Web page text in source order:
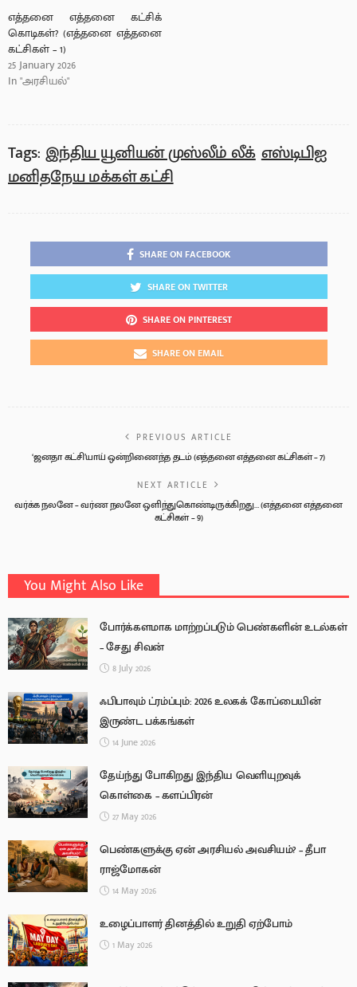
எத்தனை எத்தனை கட்சிக்
கொடிகள்? (எத்தனை எத்தனை
கட்சிகள் – 1)
25 January 2026
In "அரசியல்"
Tags: இந்திய யூனியன் முஸ்லீம் லீக் எஸ்டிபிஐ
மனிதநேய மக்கள் கட்சி
SHARE ON FACEBOOK
SHARE ON TWITTER
SHARE ON PINTEREST
SHARE ON EMAIL
PREVIOUS ARTICLE
‘ஜனதா கட்சி’யாய் ஒன்றிணைந்த தடம் (எத்தனை எத்தனை கட்சிகள் – 7)
NEXT ARTICLE
வர்க்க நலனே – வர்ண நலனே ஒளிந்துகொண்டிருக்கிறது… (எத்தனை எத்தனை
கட்சிகள் – 9)
You Might Also Like
போர்க்களமாக மாற்றப்படும் பெண்களின் உடல்கள்
– சேது சிவன்
8 July 2026
ஃபிபாவும் ட்ரம்ப்பும்: 2026 உலகக் கோப்பையின்
இருண்ட பக்கங்கள்
14 June 2026
தேய்ந்து போகிறது இந்திய வெளியுறவுக்
கொள்கை – களப்பிரன்
27 May 2026
பெண்களுக்கு ஏன் அரசியல் அவசியம்? – தீபா
ராஜ்மோகன்
14 May 2026
உழைப்பாளர் தினத்தில் உறுதி ஏற்போம்
1 May 2026